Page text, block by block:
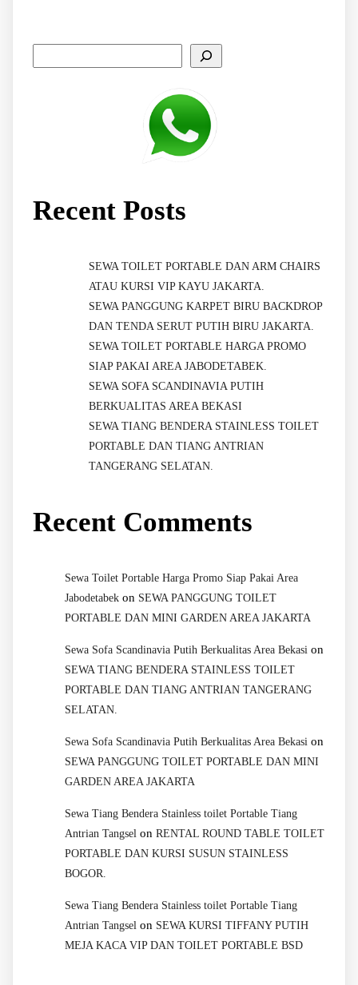
Recent Posts
SEWA TOILET PORTABLE DAN ARM CHAIRS
ATAU KURSI VIP KAYU JAKARTA.
SEWA PANGGUNG KARPET BIRU BACKDROP
DAN TENDA SERUT PUTIH BIRU JAKARTA.
SEWA TOILET PORTABLE HARGA PROMO
SIAP PAKAI AREA JABODETABEK.
SEWA SOFA SCANDINAVIA PUTIH
BERKUALITAS AREA BEKASI
SEWA TIANG BENDERA STAINLESS TOILET
PORTABLE DAN TIANG ANTRIAN
TANGERANG SELATAN.
Recent Comments
Sewa Toilet Portable Harga Promo Siap Pakai Area
Jabodetabek on SEWA PANGGUNG TOILET
PORTABLE DAN MINI GARDEN AREA JAKARTA
Sewa Sofa Scandinavia Putih Berkualitas Area Bekasi on
SEWA TIANG BENDERA STAINLESS TOILET
PORTABLE DAN TIANG ANTRIAN TANGERANG
SELATAN.
Sewa Sofa Scandinavia Putih Berkualitas Area Bekasi on
SEWA PANGGUNG TOILET PORTABLE DAN MINI
GARDEN AREA JAKARTA
Sewa Tiang Bendera Stainless toilet Portable Tiang
Antrian Tangsel on RENTAL ROUND TABLE TOILET
PORTABLE DAN KURSI SUSUN STAINLESS
BOGOR.
Sewa Tiang Bendera Stainless toilet Portable Tiang
Antrian Tangsel on SEWA KURSI TIFFANY PUTIH
MEJA KACA VIP DAN TOILET PORTABLE BSD